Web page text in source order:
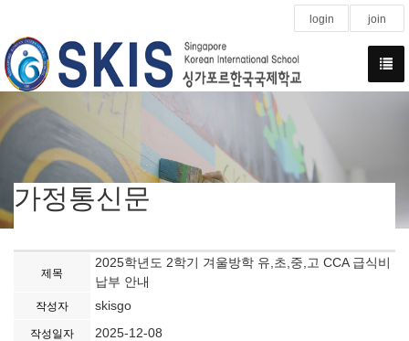
login join
가정통신문
제목
2025학년도 2학기 겨울방학 유,초,중,고 CCA 급식비
납부 안내
작성자 skisgo
작성일자 2025-12-08